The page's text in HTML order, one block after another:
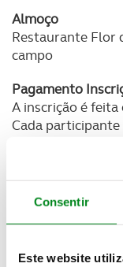
Consentir
Este website
Almoço
Restaurante Flor
campo
Pagamento
A inscrição é
Cada
Depois de
automático com
Por favor traga a
encher nos